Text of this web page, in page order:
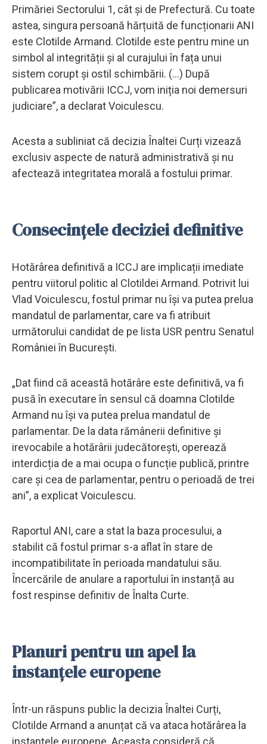
Primăriei Sectorului 1, cât și de Prefectură. Cu toate
astea, singura persoană hărțuită de funcționarii ANI
este Clotilde Armand. Clotilde este pentru mine un
simbol al integrității și al curajului în fața unui
sistem corupt și ostil schimbării. (...) După
publicarea motivării ICCJ, vom iniția noi demersuri
judiciare”, a declarat Voiculescu.
Acesta a subliniat că decizia Înaltei Curți vizează
exclusiv aspecte de natură administrativă și nu
afectează integritatea morală a fostului primar.
Consecințele deciziei definitive
Hotărârea definitivă a ICCJ are implicații imediate
pentru viitorul politic al Clotildei Armand. Potrivit lui
Vlad Voiculescu, fostul primar nu își va putea prelua
mandatul de parlamentar, care va fi atribuit
următorului candidat de pe lista USR pentru Senatul
României în București.
„Dat fiind că această hotărâre este definitivă, va fi
pusă în executare în sensul că doamna Clotilde
Armand nu își va putea prelua mandatul de
parlamentar. De la data rămânerii definitive și
irevocabile a hotărârii judecătorești, operează
interdicția de a mai ocupa o funcție publică, printre
care și cea de parlamentar, pentru o perioadă de trei
ani”, a explicat Voiculescu.
Raportul ANI, care a stat la baza procesului, a
stabilit că fostul primar s-a aflat în stare de
incompatibilitate în perioada mandatului său.
Încercările de anulare a raportului în instanță au
fost respinse definitiv de Înalta Curte.
Planuri pentru un apel la
instanțele europene
Într-un răspuns public la decizia Înaltei Curți,
Clotilde Armand a anunțat că va ataca hotărârea la
instanțele europene. Aceasta consideră că